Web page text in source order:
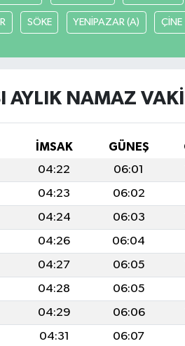
SÖKE YENİPAZAR (A) ÇİNE
AYLIK NAMAZ
İMSAK GÜNEŞ
04:22 06:01
04:23 06:02
04:24 06:03
04:26 06:04
04:27 06:05
04:28 06:05
04:29 06:06
04:31 06:07